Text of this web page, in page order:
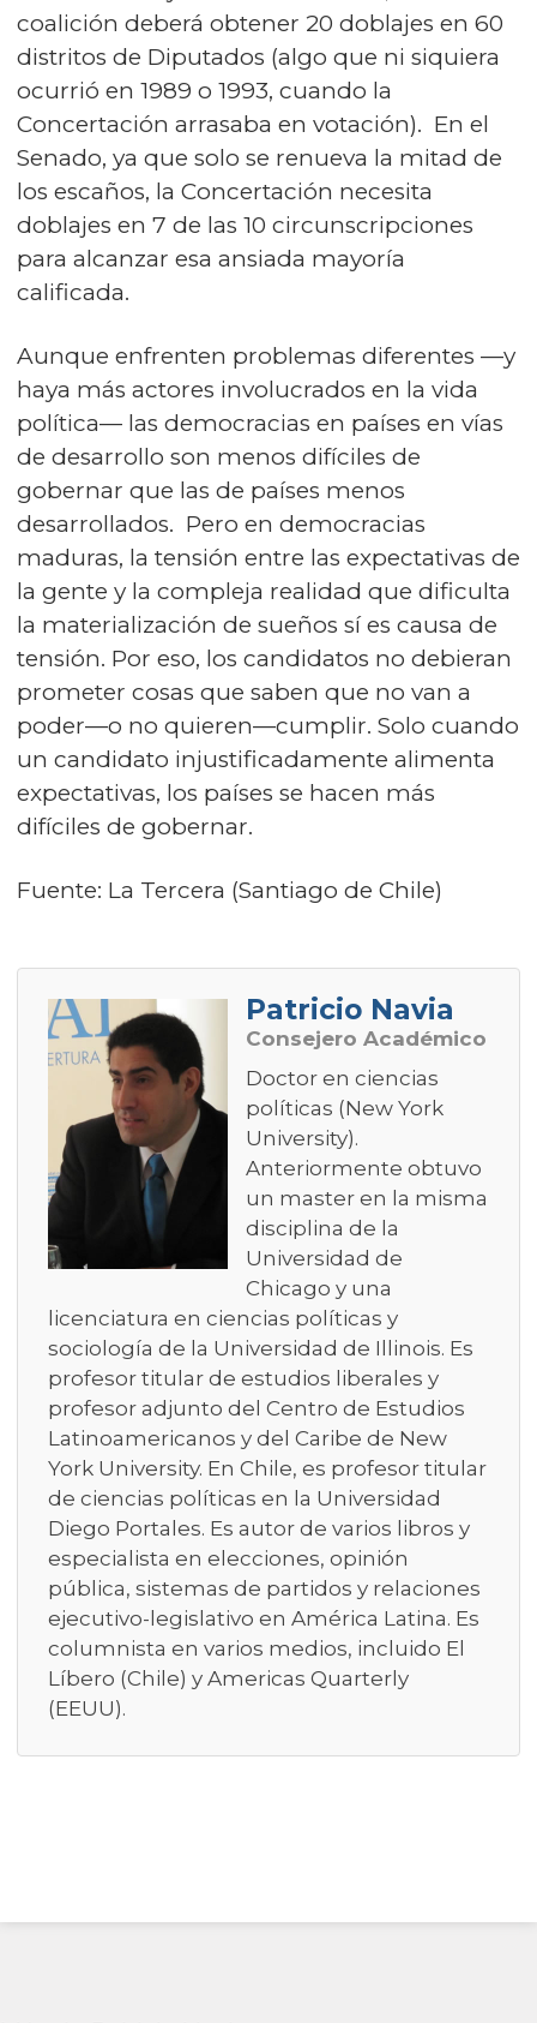
coalición deberá obtener 20 doblajes en 60
distritos de Diputados (algo que ni siquiera
ocurrió en 1989 o 1993, cuando la
Concertación arrasaba en votación). En el
Senado, ya que solo se renueva la mitad de
los escaños, la Concertación necesita
doblajes en 7 de las 10 circunscripciones
para alcanzar esa ansiada mayoría
calificada.
Aunque enfrenten problemas diferentes —y
haya más actores involucrados en la vida
política— las democracias en países en vías
de desarrollo son menos difíciles de
gobernar que las de países menos
desarrollados. Pero en democracias
maduras, la tensión entre las expectativas de
la gente y la compleja realidad que dificulta
la materialización de sueños sí es causa de
tensión. Por eso, los candidatos no debieran
prometer cosas que saben que no van a
poder—o no quieren—cumplir. Solo cuando
un candidato injustificadamente alimenta
expectativas, los países se hacen más
difíciles de gobernar.
Fuente: La Tercera (Santiago de Chile)
Patricio Navia
Consejero Académico
Doctor en ciencias
políticas (New York
University).
Anteriormente obtuvo
un master en la misma
disciplina de la
Universidad de
Chicago y una
licenciatura en ciencias políticas y
sociología de la Universidad de Illinois. Es
profesor titular de estudios liberales y
profesor adjunto del Centro de Estudios
Latinoamericanos y del Caribe de New
York University. En Chile, es profesor titular
de ciencias políticas en la Universidad
Diego Portales. Es autor de varios libros y
especialista en elecciones, opinión
pública, sistemas de partidos y relaciones
ejecutivo-legislativo en América Latina. Es
columnista en varios medios, incluido El
Líbero (Chile) y Americas Quarterly
(EEUU).